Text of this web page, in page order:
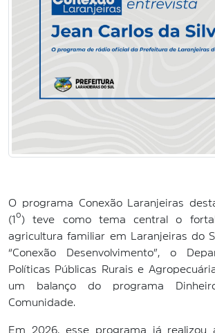
O programa Conexão Laranjeiras
(1º) teve como tema central o
agricultura familiar em Laranjeiras do
“Conexão Desenvolvimento”, o
Políticas Públicas Rurais e
um balanço do programa
Comunidade.
Em 2026, esse programa já realizou